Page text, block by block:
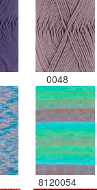
0048
8120054